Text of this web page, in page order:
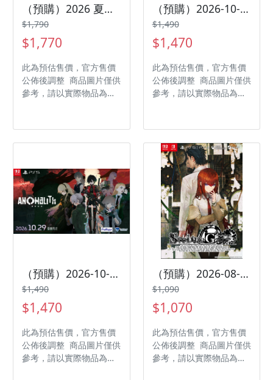
（預購）2026 夏季預定 NS 燃燒吧！乙女道士 ～華遊戀語～ 中文版
$1,790
$1,770
此為預估售價，官方售價
公佈後調整 商品圖片僅供
參考，請以實際物品為主
台：Nintendo Switch 遊
戲類型：冒險 遊玩人數：
製作廠商：
FACTORY/DESIGN
FACTORY 發行廠商：
FACTORY/DESIGN
FACTORY 代理廠商：傑
士登
（預購）2026-10-29 NS2 異界揭蹤 ANOMALITH 中文版
$1,490
$1,470
此為預估售價，官方售價
公佈後調整 商品圖片僅供
參考，請以實際物品為主
台：Nintendo Switch 2
遊戲類型：動作冒險 遊玩
人數： 1 人 作品分級：
輔 15 級 製作廠商：
FURYU 發行廠商：雲豹
娛樂 代理廠商：雲豹娛樂
（預購）2026-10-29 PS5 異界揭蹤 ANOMALITH 中文版
$1,490
$1,470
此為預估售價，官方售價
公佈後調整 商品圖片僅供
參考，請以實際物品為主
（預購）2026-08-20 PS5 命運石之門 RE:BOOT 中文版
$1,090
$1,070
此為預估售價，官方售價
公佈後調整 商品圖片僅供
參考，請以實際物品為主